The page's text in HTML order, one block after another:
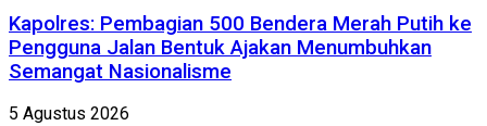
Kapolres: Pembagian 500 Bendera Merah Putih ke
Pengguna Jalan Bentuk Ajakan Menumbuhkan
Semangat Nasionalisme
5 Agustus 2026